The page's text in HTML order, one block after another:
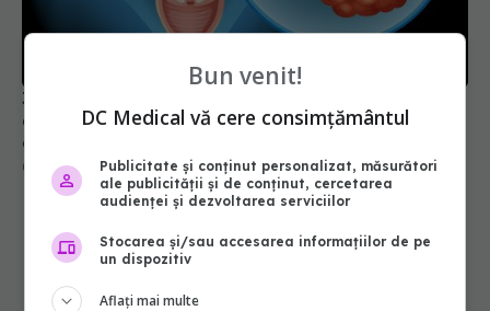
3 din 4 cazuri de cancer ovarian sunt
diagnosticate târziu, când boala e deja
avansată. FABC avertizează
05 mai 2026, 17:09
Bun venit!
DC Medical vă cere consimțământul
Publicitate și conținut personalizat, măsurători
ale publicității și de conținut, cercetarea
audienței și dezvoltarea serviciilor
Stocarea și/sau accesarea informațiilor de pe
un dispozitiv
Aflați mai multe